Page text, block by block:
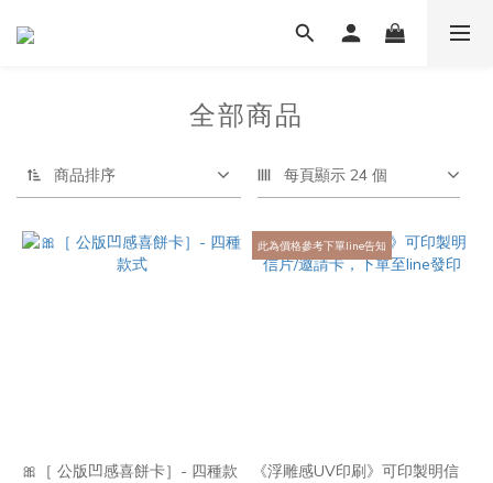
全部商品
商品排序 每頁顯示 24 個
🎀［ 公版凹感喜餅卡］- 四種款
此為價格參考下單line告知
《浮雕感UV印刷》可印製明信